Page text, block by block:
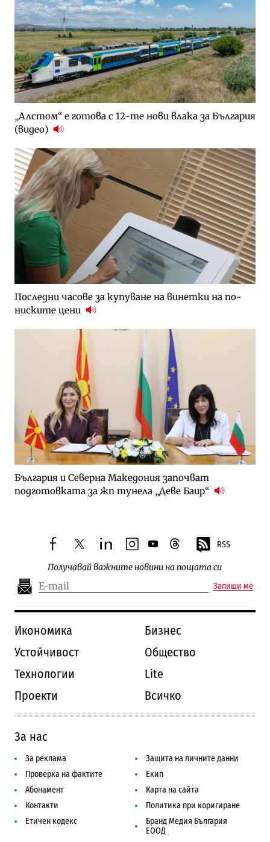
„Алстом“ е готова с 12-те нови влака за България
(видео)
Последни часове за купуване на винетки на по-
ниските цени
България и Северна Македония започват
подготовката за жп тунела „Деве Баир“
facebooktwitterlinkedininstagram
youtubethreads RSS
Получавай важните новини на пощата си
Запиши ме
Икономика
Бизнес
Устойчивост
Общество
Технологии
Lite
Проекти
Всичко
За нас
За реклама
Защита на личните данни
Проверка на фактите
Екип
Абонамент
Карта на сайта
Контакти
Политика при коригиране
Етичен кодекс
Бранд Медия България
ЕООД